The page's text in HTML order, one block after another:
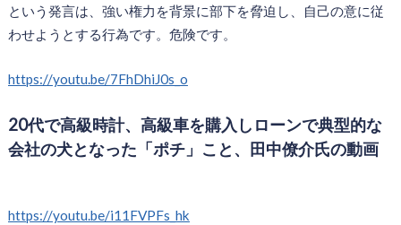
という発言は、強い権力を背景に部下を脅迫し、自己の意に従
わせようとする行為です。危険です。
https://youtu.be/7FhDhiJ0s_o
20代で高級時計、高級車を購入しローンで典型的な
会社の犬となった「ポチ」こと、田中僚介氏の動画
https://youtu.be/i11FVPFs_hk